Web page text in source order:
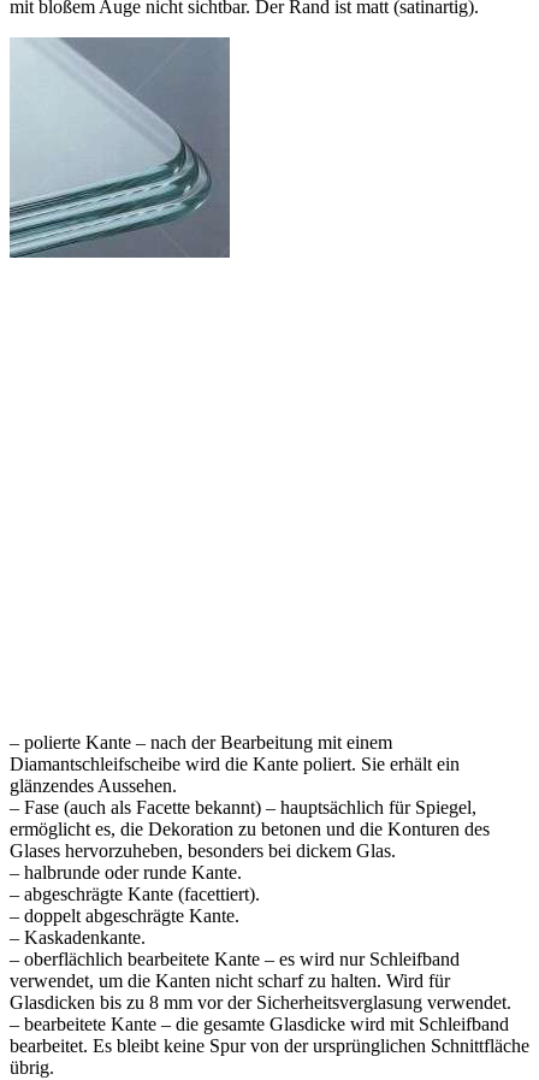
mit bloßem Auge nicht sichtbar. Der Rand ist matt (satinartig).
– polierte Kante – nach der Bearbeitung mit einem
Diamantschleifscheibe wird die Kante poliert. Sie erhält ein
glänzendes Aussehen.
– Fase (auch als Facette bekannt) – hauptsächlich für Spiegel,
ermöglicht es, die Dekoration zu betonen und die Konturen des
Glases hervorzuheben, besonders bei dickem Glas.
– halbrunde oder runde Kante.
– abgeschrägte Kante (facettiert).
– doppelt abgeschrägte Kante.
– Kaskadenkante.
– oberflächlich bearbeitete Kante – es wird nur Schleifband
verwendet, um die Kanten nicht scharf zu halten. Wird für
Glasdicken bis zu 8 mm vor der Sicherheitsverglasung verwendet.
– bearbeitete Kante – die gesamte Glasdicke wird mit Schleifband
bearbeitet. Es bleibt keine Spur von der ursprünglichen Schnittfläche
übrig.